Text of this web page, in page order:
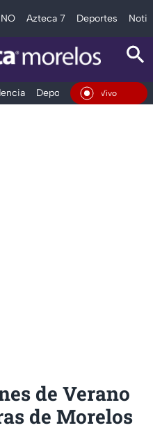
Azteca 7 Deportes
Deportes Espectáculos
En Vivo
de Verano
de Morelos